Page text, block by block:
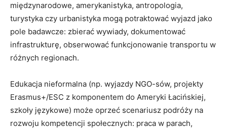
międzynarodowe, amerykanistyka, antropologia,
turystyka czy urbanistyka mogą potraktować wyjazd jako
pole badawcze: zbierać wywiady, dokumentować
infrastrukturę, obserwować funkcjonowanie transportu w
różnych regionach.
Edukacja nieformalna (np. wyjazdy NGO-sów, projekty
Erasmus+/ESC z komponentem do Ameryki Łacińskiej,
szkoły językowe) może oprzeć scenariusz podróży na
rozwoju kompetencji społecznych: praca w parach,